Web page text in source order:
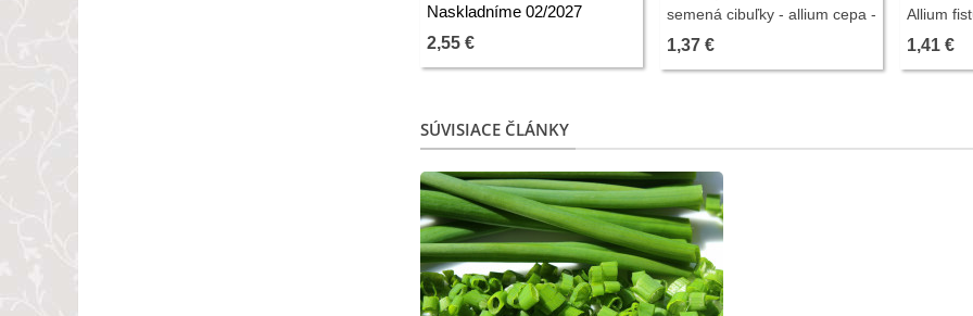
250 g
Naskladníme 02/2027
2,55 €
semená cibuľky - allium cepa -
predaj semien - 110 ks
1,37 €
Allium
cibule -
1,41 €
SÚVISIACE ČLÁNKY